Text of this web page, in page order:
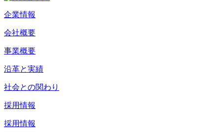
企業情報
会社概要
事業概要
沿革と実績
社会との関わり
採用情報
採用情報